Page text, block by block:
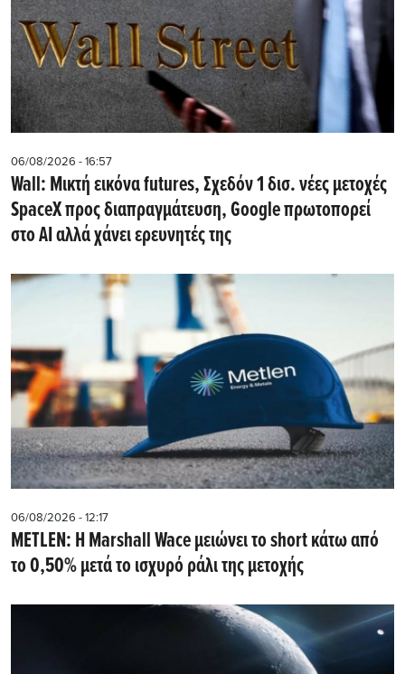
06/08/2026 - 16:57
Wall: Μικτή εικόνα futures, Σχεδόν 1 δισ. νέες μετοχές
SpaceX προς διαπραγμάτευση, Google πρωτοπορεί
στο AI αλλά χάνει ερευνητές της
06/08/2026 - 12:17
METLEN: Η Marshall Wace μειώνει το short κάτω από
το 0,50% μετά το ισχυρό ράλι της μετοχής